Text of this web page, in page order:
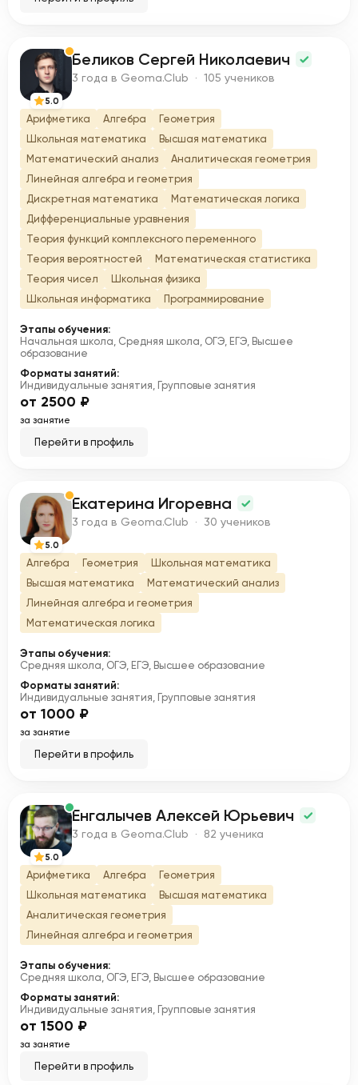
Б
5.0
Беликов Сергей Николаевич
3 года в Geoma.Club · 105 учеников
Арифметика Алгебра
Геометрия
Школьная математика
Высшая математика
Математический анализ
Аналитическая геометрия
Линейная алгебра и геометрия
Дискретная математика
Математическая логика
Дифференциальные уравнения
Теория функций комплексного переменного
Теория вероятностей
Математическая статистика
Теория чисел
Школьная физика
Школьная информатика
Программирование
Этапы обучения:
Начальная школа, Средняя школа, ОГЭ, ЕГЭ, Высшее
образование
Форматы занятий:
Индивидуальные занятия, Групповые занятия
от 2500 ₽
за занятие
Перейти в профиль
Е
5.0
Екатерина Игоревна
3 года в Geoma.Club · 30 учеников
Алгебра Геометрия
Школьная математика
Высшая математика
Математический анализ
Линейная алгебра и геометрия
Математическая логика
Этапы обучения:
Средняя школа, ОГЭ, ЕГЭ, Высшее образование
Форматы занятий:
Индивидуальные занятия, Групповые занятия
от 1000 ₽
за занятие
Перейти в профиль
Е
5.0
Енгалычев Алексей Юрьевич
3 года в Geoma.Club · 82 ученика
Арифметика Алгебра
Геометрия
Школьная математика
Высшая математика
Аналитическая геометрия
Линейная алгебра и геометрия
Этапы обучения:
Средняя школа, ОГЭ, ЕГЭ, Высшее образование
Форматы занятий:
Индивидуальные занятия, Групповые занятия
от 1500 ₽
за занятие
Перейти в профиль